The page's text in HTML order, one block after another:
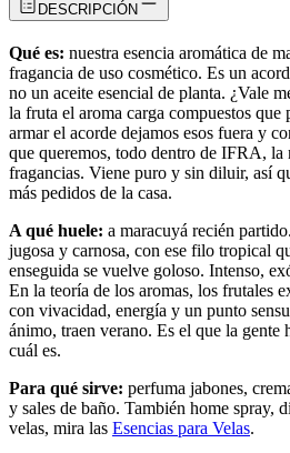
DESCRIPCIÓN
Qué es: nuestra esencia aromática de
fragancia de uso cosmético. Es un
no un aceite esencial de planta. ¿Vale
la fruta el aroma carga compuestos
armar el acorde dejamos esos fuera y
que queremos, todo dentro de IFRA, la
fragancias. Viene puro y sin diluir, así
más pedidos de la casa.
A qué huele: a maracuyá recién
jugosa y carnosa, con ese filo tropical
enseguida se vuelve goloso. Intenso,
En la teoría de los aromas, los frutales
con vivacidad, energía y un punto
ánimo, traen verano. Es el que la gente
cuál es.
Para qué sirve: perfuma jabones,
y sales de baño. También home spray,
velas, mira las Esencias para Velas.